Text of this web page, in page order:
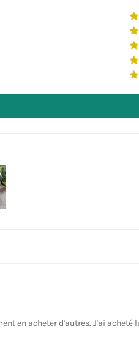
en acheter d'autres. J'ai acheté